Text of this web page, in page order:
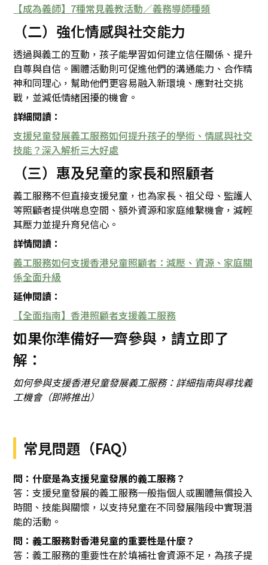
【成為義師】7種常見義教活動／義務導師種類
（二）強化情感與社交能力
透過與義工的互動，孩子能學習如何建立信任關係、提升
自尊與自信。團體活動則可促進他們的溝通能力、合作精
神和同理心，幫助他們更容易融入新環境、應對社交挑
戰，並減低情緒困擾的機會。
詳細閱讀：
支援兒童發展義工服務如何提升孩子的學術、情感與社交
技能？深入解析三大好處
（三）惠及兒童的家長和照顧者
義工服務不但直接支援兒童，也為家長、祖父母、監護人
等照顧者提供喘息空間、額外資源和家庭維繫機會，減輕
其壓力並提升育兒信心。
詳情閱讀：
義工服務如何支援香港兒童照顧者：減壓、資源、家庭關
係全面升級
延伸閱讀：
【全面指南】香港照顧者支援義工服務
如果你準備好一齊參與，請立即了
解：
如何參與支援香港兒童發展義工服務：詳細指南與尋找義
工機會（即將推出）
常見問題（FAQ）
問：什麼是為支援兒童發展的義工服務？
答：支援兒童發展的義工服務一般指個人或團體無償投入
時間、技能與關懷，以支持兒童在不同發展階段中實現潛
能的活動。
問：義工服務對香港兒童的重要性是什麼？
答：義工服務的重要性在於填補社會資源不足，為孩子提